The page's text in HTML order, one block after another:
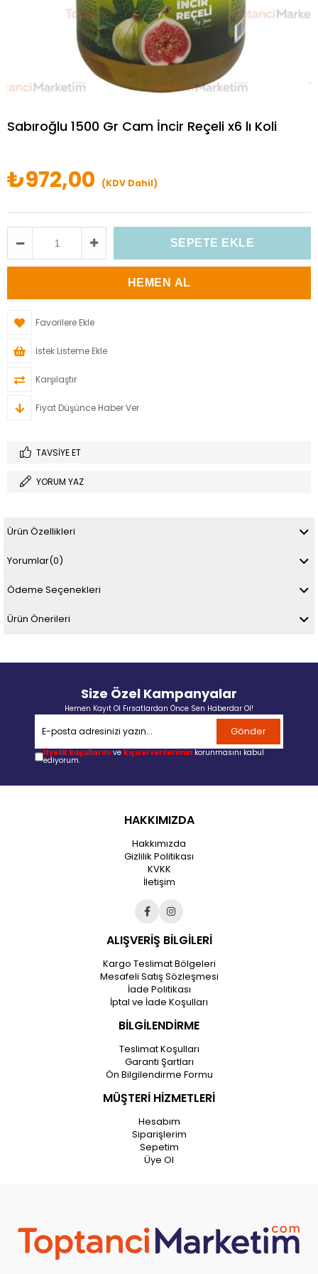
Sabıroğlu 1500 Gr Cam İncir Reçeli x6 lı Koli
₺972,00 (KDV Dahil)
Favorilere Ekle
İstek Listeme Ekle
Karşılaştır
Fiyat Düşünce Haber Ver
TAVSIYE ET
YORUM YAZ
Ürün Özellikleri
Yorumlar(0)
Ödeme Seçenekleri
Ürün Önerileri
Size Özel Kampanyalar
Hemen Kayıt Ol Fırsatlardan Önce Sen Haberdar Ol!
Gönder
Üyelik koşullarını ve kişisel verilerimin korunmasını kabul
ediyorum.
HAKKIMIZDA
Hakkımızda
Gizlilik Politikası
KVKK
İletişim
ALIŞVERİŞ BİLGİLERİ
Kargo Teslimat Bölgeleri
Mesafeli Satış Sözleşmesi
İade Politikası
İptal ve İade Koşulları
BİLGİLENDİRME
Teslimat Koşulları
Garanti Şartları
Ön Bilgilendirme Formu
MÜŞTERİ HİZMETLERİ
Hesabım
Siparişlerim
Sepetim
Üye Ol